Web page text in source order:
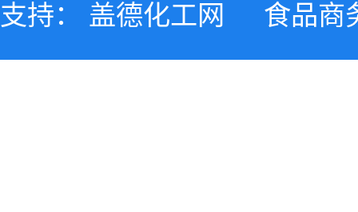
支持： 盖德化工网 食品商